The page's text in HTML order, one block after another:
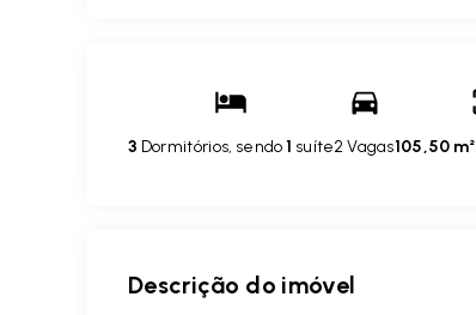
3 Dormitórios, sendo1 suíte2 Vagas105,50 m²
Descrição do imóvel